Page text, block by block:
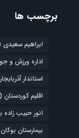
برچسب ها
ابراهیم سعیدی
اداره ورزش و
استاندار
اقلیم کوردستان (9)
انور حبیب زاده
بیمارستان بوکان